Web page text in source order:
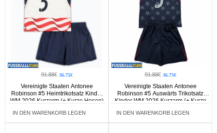
91.88€ 36.75€
Vereinigte Staaten Antonee
Robinson #5 Heimtrikotsatz Kinder
WM 2026 Kurzarm (+ Kurze Hosen)
IN DEN WARENKORB LEGEN
91.88€ 36.75€
Vereinigte Staaten Antonee
Robinson #5 Auswärts Trikotsatz
Kinder WM 2026 Kurzarm (+ Kurze
IN DEN WARENKORB LEGEN